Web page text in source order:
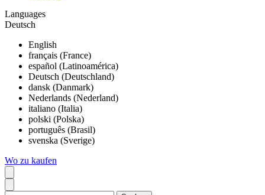
Languages
Deutsch
English
français (France)
español (Latinoamérica)
Deutsch (Deutschland)
dansk (Danmark)
Nederlands (Nederland)
italiano (Italia)
polski (Polska)
português (Brasil)
svenska (Sverige)
Wo zu kaufen